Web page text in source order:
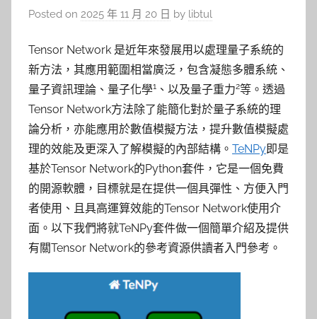
Posted on 2025 年 11 月 20 日 by libtul
Tensor Network 是近年來發展用以處理量子系統的
新方法，其應用範圍相當廣泛，包含凝態多體系統、
量子資訊理論、量子化學1 、以及量子重力2等。透過
Tensor Network方法除了能簡化對於量子系統的理
論分析，亦能應用於數值模擬方法，提升數值模擬處
理的效能及更深入了解模擬的內部結構。 TeNPy即是
基於Tensor Network的Python套件，它是一個免費
的開源軟體，目標就是在提供一個具彈性、方便入門
者使用、且具高運算效能的Tensor Network使用介
面。以下我們將就TeNPy套件做一個簡單介紹及提供
有關Tensor Network的參考資源供讀者入門參考。